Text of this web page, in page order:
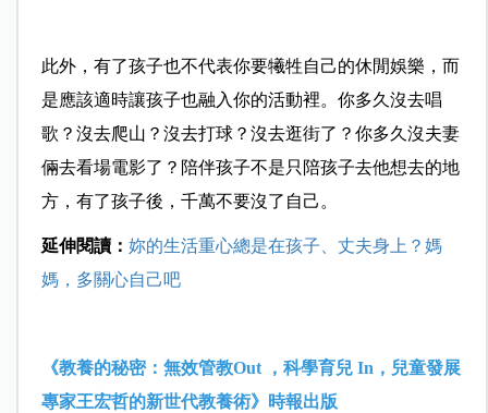
此外，有了孩子也不代表你要犧牲自己的休閒娛樂，而
是應該適時讓孩子也融入你的活動裡。你多久沒去唱
歌？沒去爬山？沒去打球？沒去逛街了？你多久沒夫妻
倆去看場電影了？陪伴孩子不是只陪孩子去他想去的地
方，有了孩子後，千萬不要沒了自己。
延伸閱讀： 妳的生活重心總是在孩子、丈夫身上？媽
媽，多關心自己吧
《教養的秘密：無效管教Out ，科學育兒 In，兒童發展
專家王宏哲的新世代教養術》時報出版